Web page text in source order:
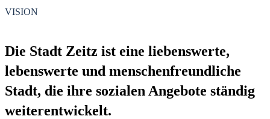
VISION
Die Stadt Zeitz ist eine liebenswerte,
lebenswerte und menschenfreundliche
Stadt, die ihre sozialen Angebote ständig
weiterentwickelt.